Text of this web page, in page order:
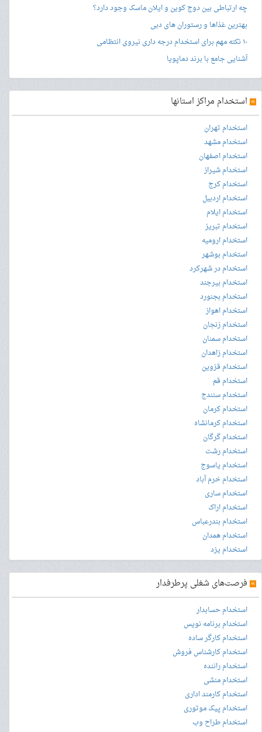
چه ارتباطی بین دوج کوین و ایلان ماسک وجود دارد؟
بهترین غذاها و رستوران های دبی
۱۰ نکته مهم برای استخدام درجه داری نیروی انتظامی
آشنایی جامع با برند دماپویا
» استخدام مراکز استانها
استخدام تهران
استخدام مشهد
استخدام اصفهان
استخدام شیراز
استخدام کرج
استخدام اردبیل
استخدام ایلام
استخدام تبریز
استخدام ارومیه
استخدام بوشهر
استخدام در شهرکرد
استخدام بیرجند
استخدام بجنورد
استخدام اهواز
استخدام زنجان
استخدام سمنان
استخدام زاهدان
استخدام قزوین
استخدام قم
استخدام سنندج
استخدام کرمان
استخدام کرمانشاه
استخدام گرگان
استخدام رشت
استخدام یاسوج
استخدام خرم آباد
استخدام ساری
استخدام اراک
استخدام بندرعباس
استخدام همدان
استخدام یزد
» فرصت‌های شغلی پرطرفدار
استخدام حسابدار
استخدام برنامه نویس
استخدام کارگر ساده
استخدام کارشناس فروش
استخدام راننده
استخدام منشی
استخدام کارمند اداری
استخدام پیک موتوری
استخدام طراح وب